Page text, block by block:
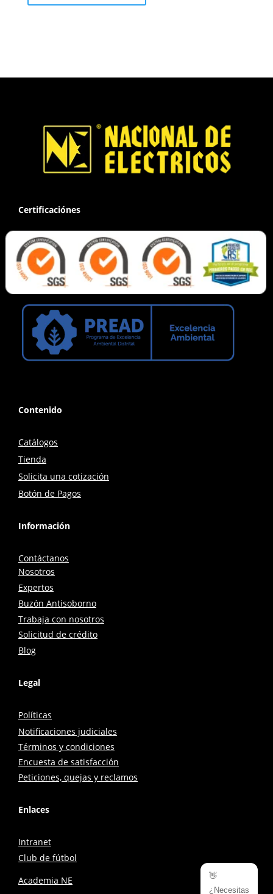
Certificaciónes
Contenido
Catálogos
Tienda
Solicita una cotización
Botón de Pagos
Información
Contáctanos
Nosotros
Expertos
Buzón Antisoborno
Trabaja con nosotros
Solicitud de crédito
Blog
Legal
Políticas
Notificaciones judiciales
Términos y condiciones
Encuesta de satisfacción
Peticiones, quejas y reclamos
Enlaces
Intranet
Club de fútbol
Academia NE
👋
¿Necesitas